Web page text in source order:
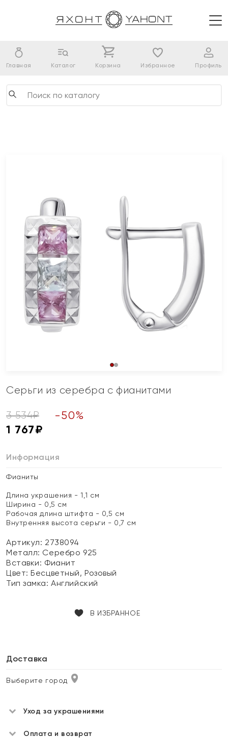
Главная Каталог Корзина Избранное Профиль
Серьги из серебра с фианитами
3 534₽ -50%
1 767₽
Информация
Фианиты
Длина украшения - 1,1 см
Ширина - 0,5 см
Рабочая длина штифта - 0,5 см
Внутренняя высота серьги - 0,7 см
Артикул: 2738094
Металл: Серебро 925
Вставки: Фианит
Цвет:Бесцветный, Розовый
Тип замка:Английский
В ИЗБРАННОЕ
Доставка
Выберите город
Уход за украшениями
Оплата и возврат